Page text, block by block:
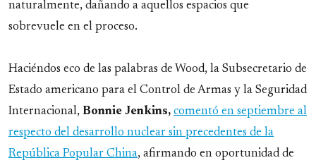
naturalmente, dañando a aquellos espacios que
sobrevuele en el proceso.
Haciéndos eco de las palabras de Wood, la Subsecretario de
Estado americano para el Control de Armas y la Seguridad
Internacional, Bonnie Jenkins, comentó en septiembre al
respecto del desarrollo nuclear sin precedentes de la
República Popular China, afirmando en oportunidad de